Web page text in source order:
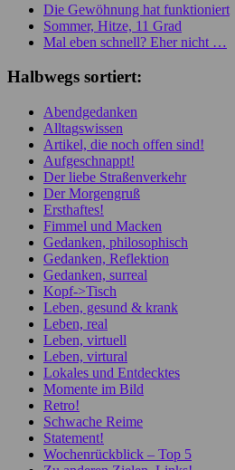
Die Gewöhnung hat funktioniert
Sommer, Hitze, 11 Grad
Mal eben schnell? Eher nicht …
Halbwegs sortiert:
Abendgedanken
Alltagswissen
Artikel, die noch offen sind!
Aufgeschnappt!
Der liebe Straßenverkehr
Der Morgengruß
Ersthaftes!
Fimmel und Macken
Gedanken, philosophisch
Gedanken, Reflektion
Gedanken, surreal
Kopf->Tisch
Leben, gesund & krank
Leben, real
Leben, virtuell
Leben, virtural
Lokales und Entdecktes
Momente im Bild
Retro!
Schwache Reime
Statement!
Wochenrückblick – Top 5